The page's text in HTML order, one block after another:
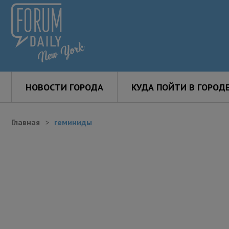
НОВОСТИ ГОРОДА КУДА ПОЙТИ В
Главная геминиды